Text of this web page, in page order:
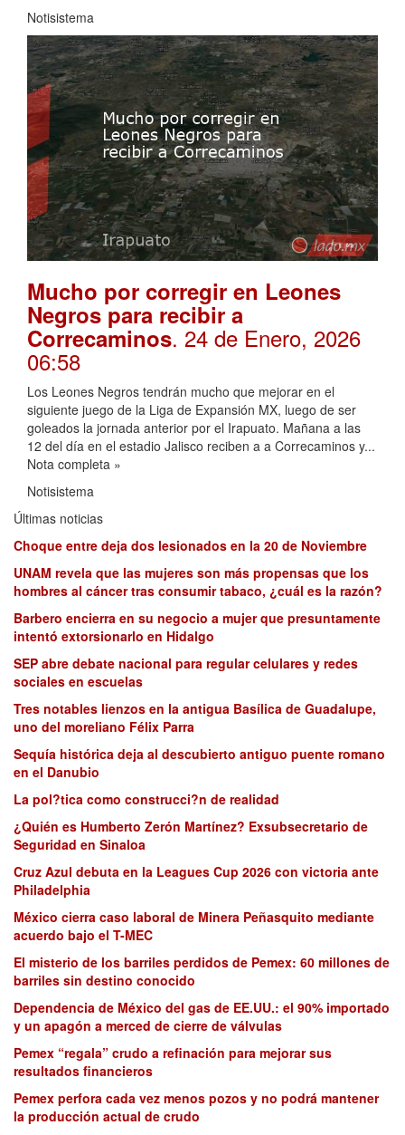
Notisistema
Mucho por corregir en Leones
Negros para recibir a
Correcaminos. 24 de Enero, 2026
06:58
Los Leones Negros tendrán mucho que mejorar en el
siguiente juego de la Liga de Expansión MX, luego de ser
goleados la jornada anterior por el Irapuato. Mañana a las
12 del día en el estadio Jalisco reciben a a Correcaminos y...
Nota completa »
Notisistema
Últimas noticias
Choque entre deja dos lesionados en la 20 de Noviembre
UNAM revela que las mujeres son más propensas que los
hombres al cáncer tras consumir tabaco, ¿cuál es la razón?
Barbero encierra en su negocio a mujer que presuntamente
intentó extorsionarlo en Hidalgo
SEP abre debate nacional para regular celulares y redes
sociales en escuelas
Tres notables lienzos en la antigua Basílica de Guadalupe,
uno del moreliano Félix Parra
Sequía histórica deja al descubierto antiguo puente romano
en el Danubio
La pol?tica como construcci?n de realidad
¿Quién es Humberto Zerón Martínez? Exsubsecretario de
Seguridad en Sinaloa
Cruz Azul debuta en la Leagues Cup 2026 con victoria ante
Philadelphia
México cierra caso laboral de Minera Peñasquito mediante
acuerdo bajo el T-MEC
El misterio de los barriles perdidos de Pemex: 60 millones de
barriles sin destino conocido
Dependencia de México del gas de EE.UU.: el 90% importado
y un apagón a merced de cierre de válvulas
Pemex “regala” crudo a refinación para mejorar sus
resultados financieros
Pemex perfora cada vez menos pozos y no podrá mantener
la producción actual de crudo